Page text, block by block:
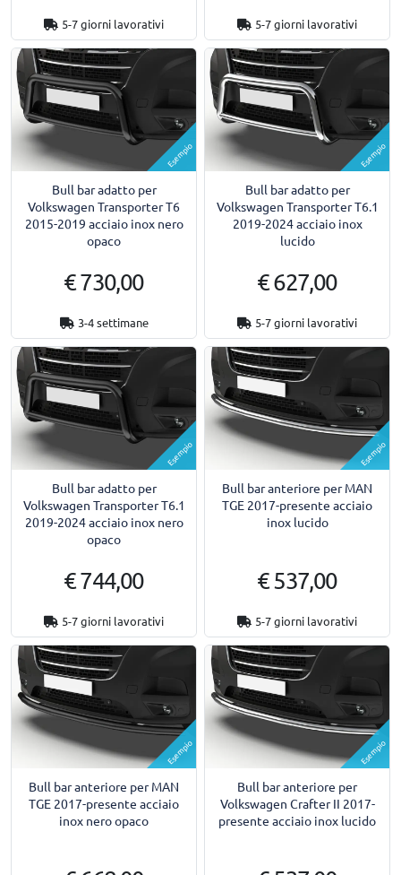
5-7 giorni lavorativi 5-7 giorni lavorativi
Esempio
Bull bar adatto per
Volkswagen Transporter T6
2015-2019 acciaio inox nero
opaco
€ 730,00
3-4 settimane
Esempio
Bull bar adatto per
Volkswagen Transporter T6.1
2019-2024 acciaio inox
lucido
€ 627,00
5-7 giorni lavorativi
Esempio
Bull bar adatto per
Volkswagen Transporter T6.1
2019-2024 acciaio inox nero
opaco
€ 744,00
5-7 giorni lavorativi
Esempio
Bull bar anteriore per MAN
TGE 2017-presente acciaio
inox lucido
€ 537,00
5-7 giorni lavorativi
Esempio
Bull bar anteriore per MAN
TGE 2017-presente acciaio
inox nero opaco
Esempio
Bull bar anteriore per
Volkswagen Crafter II 2017-
presente acciaio inox lucido